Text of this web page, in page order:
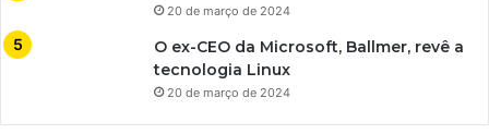
20 de março de 2024
O ex-CEO da Microsoft, Ballmer, revê a
tecnologia Linux
20 de março de 2024